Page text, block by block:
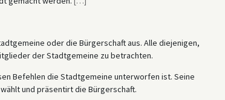
oder die Bürgerschaft aus. Alle diejenigen,
der Stadtgemeine zu betrachten.
Befehlen die Stadtgemeine unterworfen ist. Seine
und präsentirt die Bürgerschaft.